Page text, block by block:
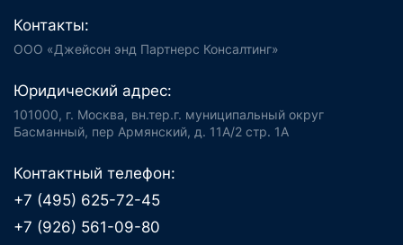
Контакты:
ООО «Джейсон энд Партнерс Консалтинг»
Юридический адрес:
101000, г. Москва, вн.тер.г. муниципальный округ
Басманный, пер Армянский, д. 11А/2 стр. 1А
Контактный телефон:
+7 (495) 625-72-45
+7 (926) 561-09-80